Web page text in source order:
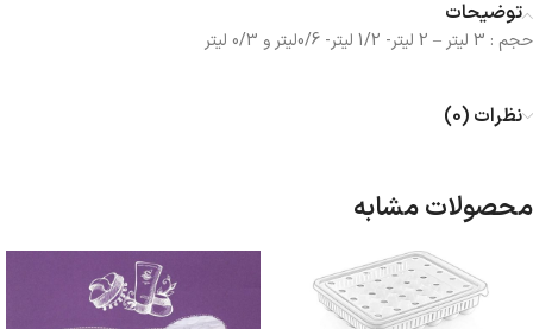
توضیحات
حجم : 3 لیتر – 2 لیتر- 1/2 لیتر- 0/6لیتر و 0/3 لیتر
نظرات (0)
محصولات مشابه